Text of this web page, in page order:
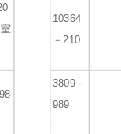
10364
－210
3809－
989